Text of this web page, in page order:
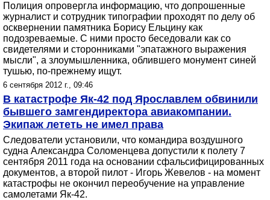
Полиция опровергла информацию, что допрошенные
журналист и сотрудник типографии проходят по делу об
осквернении памятника Борису Ельцину как
подозреваемые. С ними просто беседовали как со
свидетелями и сторонниками "эпатажного выражения
мысли", а злоумышленника, облившего монумент синей
тушью, по-прежнему ищут.
6 сентября 2012 г., 09:46
В катастрофе Як-42 под Ярославлем обвинили
бывшего замгендиректора авиакомпании.
Экипаж лететь не имел права
Следователи установили, что командира воздушного
судна Александра Соломенцева допустили к полету 7
сентября 2011 года на основании сфальсифицированных
документов, а второй пилот - Игорь Жевелов - на момент
катастрофы не окончил переобучение на управление
самолетами Як-42.